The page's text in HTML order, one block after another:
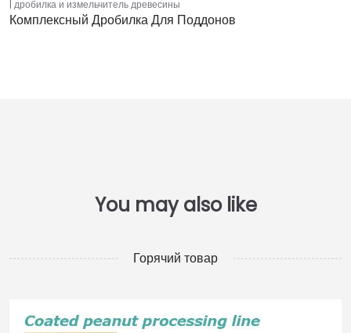
дробилка и измельчитель древесины
Комплексный Дробилка Для Поддонов
Горячий товар